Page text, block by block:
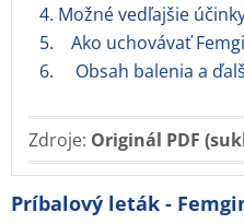
4. Možné vedľajšie
5. Ako uchovávať
6. Obsah balenia a
Zdroje: Originál PDF
Príbalový leták -